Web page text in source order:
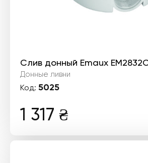
Слив донный Emaux
Донные ливни
Код: 5025
1 317 ₴